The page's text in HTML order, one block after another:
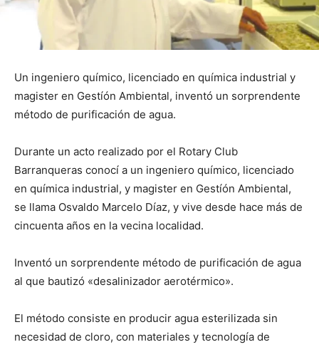
Un ingeniero químico, licenciado en química industrial y
magister en Gestíón Ambiental, inventó un sorprendente
método de purificación de agua.
Durante un acto realizado por el Rotary Club
Barranqueras conocí a un ingeniero químico, licenciado
en química industrial, y magister en Gestíón Ambiental,
se llama Osvaldo Marcelo Díaz, y vive desde hace más de
cincuenta años en la vecina localidad.
Inventó un sorprendente método de purificación de agua
al que bautizó «desalinizador aerotérmico».
El método consiste en producir agua esterilizada sin
necesidad de cloro, con materiales y tecnología de